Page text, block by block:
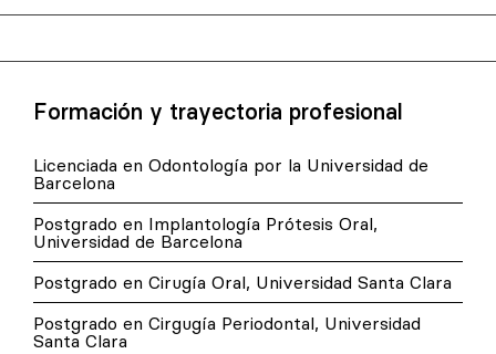
Formación y trayectoria profesional
Licenciada en Odontología por la Universidad de
Barcelona
Postgrado en Implantología Prótesis Oral,
Universidad de Barcelona
Postgrado en Cirugía Oral, Universidad Santa Clara
Postgrado en Cirgugía Periodontal, Universidad
Santa Clara